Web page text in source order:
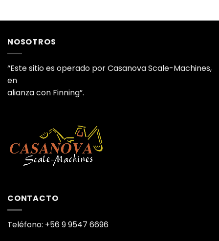
NOSOTROS
“Este sitio es operado por Casanova Scale-Machines,
en
alianza con Finning”.
CONTACTO
Teléfono: +56 9 9547 6696